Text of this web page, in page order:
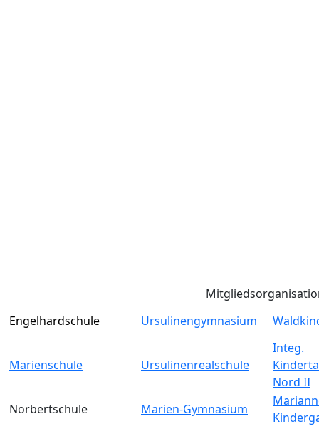
Engelhardschule
Ursulinengymnasium
Marienschule Ursulinenrealschule
Integ.
Nord II
Norbertschule
Marien-Gymnasium